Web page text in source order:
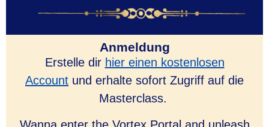
Anmeldung
Erstelle dir hier einen kostenlosen
Account und erhalte sofort Zugriff auf die
Masterclass.